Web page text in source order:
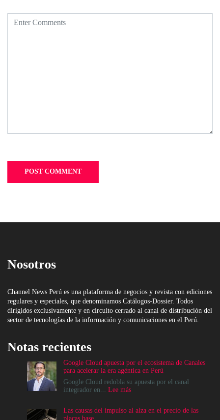
Nosotros
Channel News Perú es una plataforma de negocios y revista con ediciones
regulares y especiales, que denominamos Catálogos-Dossier. Todos
dirigidos exclusivamente y en circuito cerrado al canal de distribución del
sector de tecnologías de la información y comunicaciones en el Perú.
Notas recientes
Google Cloud apuesta por el ecosistema de Canales
para acelerar la era agéntica en Perú
Google Cloud redobla su apuesta por el canal
integrador en... Lee más:
apuesta
Las causas del impulso al alza en el precio de las
placas base